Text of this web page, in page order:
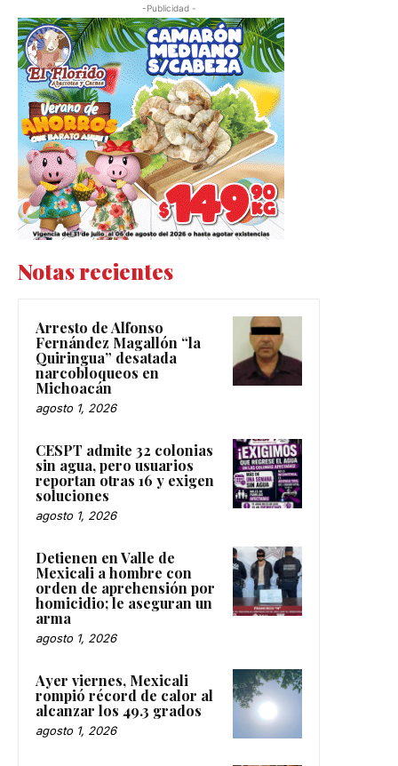
-Publicidad -
Notas recientes
Arresto de Alfonso
Fernández Magallón “la
Quiringua” desatada
narcobloqueos en
Michoacán
agosto 1, 2026
CESPT admite 32 colonias
sin agua, pero usuarios
reportan otras 16 y exigen
soluciones
agosto 1, 2026
Detienen en Valle de
Mexicali a hombre con
orden de aprehensión por
homicidio; le aseguran un
arma
agosto 1, 2026
Ayer viernes, Mexicali
rompió récord de calor al
alcanzar los 49.3 grados
agosto 1, 2026